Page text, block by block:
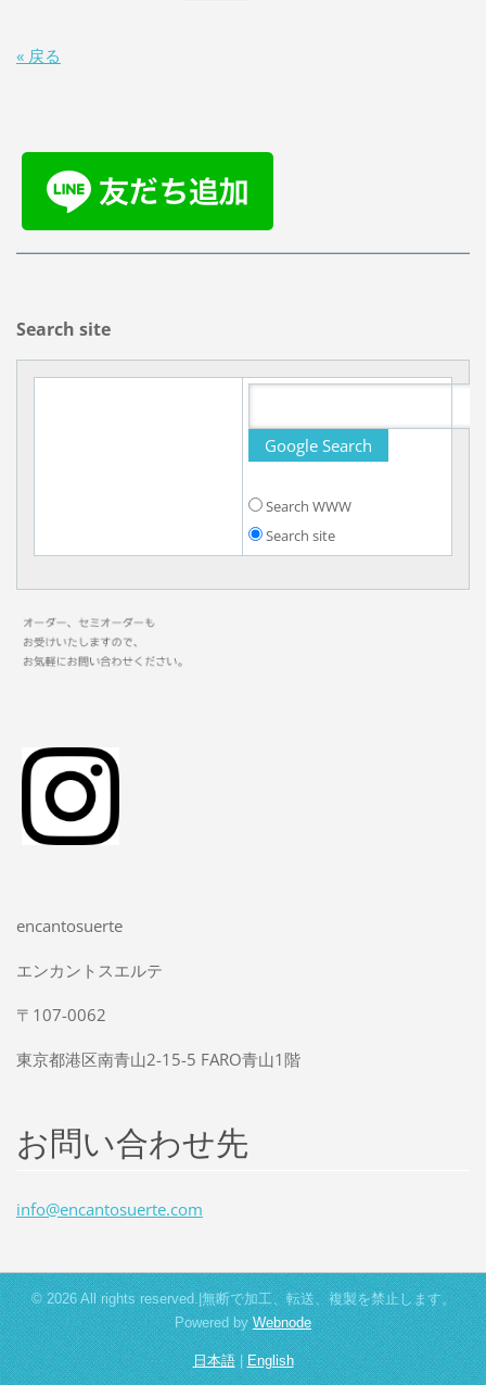
« 戻る
Search site
Search WWW
Search site
encantosuerte
エンカントスエルテ
〒107-0062
東京都港区南青山2-15-5 FARO青山1階
お問い合わせ先
info@encantosuerte.com
© 2026 All rights reserved.|無断で加工、転送、複製を禁止します。
Powered byWebnode
日本語|English